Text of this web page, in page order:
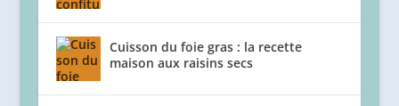
Cuisson du foie gras : la recette
maison aux raisins secs